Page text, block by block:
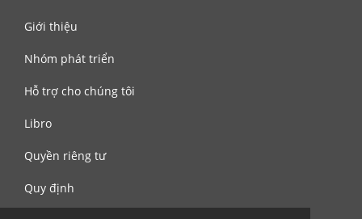
Giới thiệu
Nhóm phát triển
Hỗ trợ cho chúng tôi
Libro
Quyền riêng tư
Quy định